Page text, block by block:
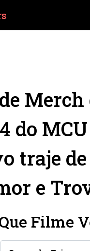
Merch
do
traje
e
Filme